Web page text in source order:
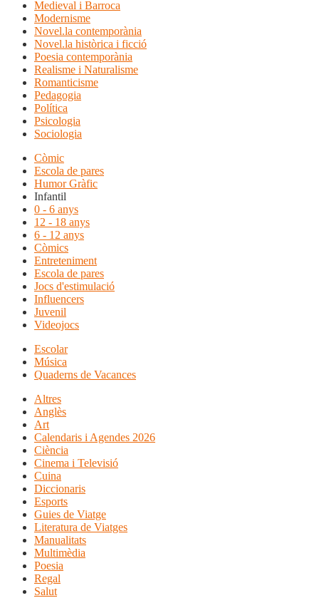
Medieval i Barroca
Modernisme
Novel.la contemporània
Novel.la històrica i ficció
Poesia contemporània
Realisme i Naturalisme
Romanticisme
Pedagogia
Política
Psicologia
Sociologia
Còmic
Escola de pares
Humor Gràfic
Infantil
0 - 6 anys
12 - 18 anys
6 - 12 anys
Còmics
Entreteniment
Escola de pares
Jocs d'estimulació
Influencers
Juvenil
Videojocs
Escolar
Música
Quaderns de Vacances
Altres
Anglès
Art
Calendaris i Agendes 2026
Ciència
Cinema i Televisió
Cuina
Diccionaris
Esports
Guies de Viatge
Literatura de Viatges
Manualitats
Multimèdia
Poesia
Regal
Salut